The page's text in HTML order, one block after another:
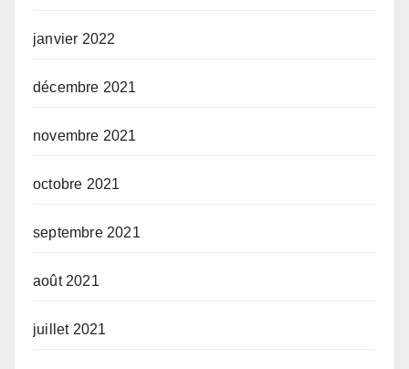
janvier 2022
décembre 2021
novembre 2021
octobre 2021
septembre 2021
août 2021
juillet 2021